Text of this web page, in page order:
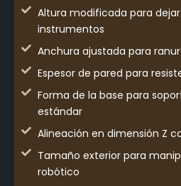
Altura modificada para
instrumentos
Anchura ajustada para
Espesor de pared para
Forma de la base para
estándar
Alineación en dimensión Z
Tamaño exterior para
robótico